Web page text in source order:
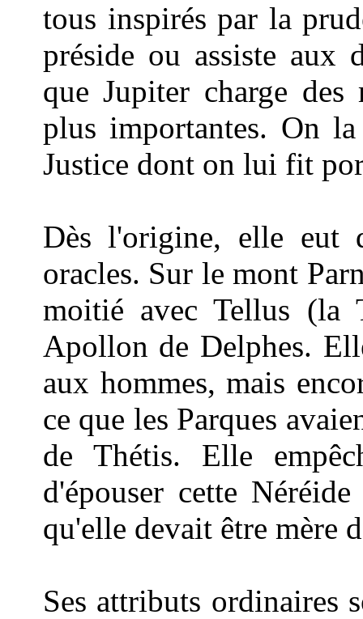
tous inspirés par la
préside ou assiste aux
que Jupiter charge
plus importantes. On
Justice dont on lui fit
Dès l'origine, elle eut
oracles. Sur le mont
moitié avec Tellus (la
Apollon de Delphes.
aux hommes, mais
ce que les Parques
de Thétis. Elle
d'épouser cette
qu'elle devait être mère
Ses attributs ordinaires